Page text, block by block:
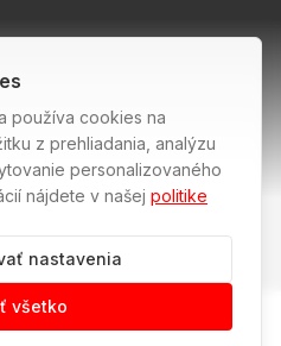
IČ DPH: SK2023961786
cookies
Všetky práva vyhradené.
používa cookies na
z prehliadania, analýzu
personalizovaného
nájdete v našej politike
nastavenia
všetko